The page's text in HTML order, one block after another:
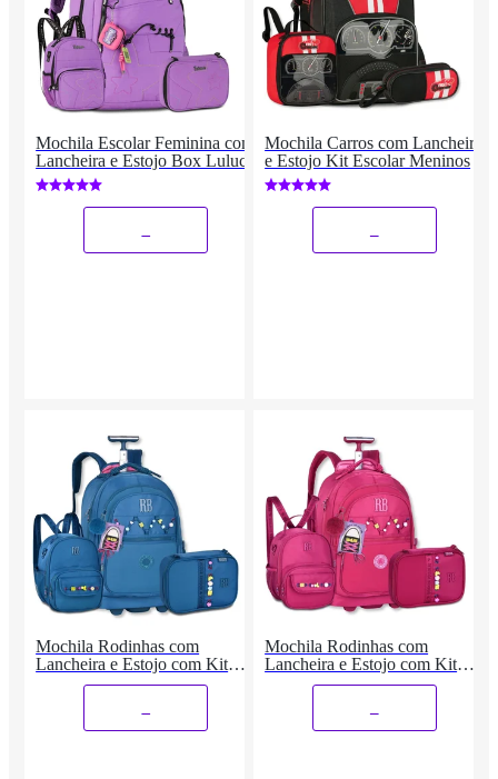
Mochila Escolar Feminina com
Lancheira e Estojo Box Luluca
Mochila Carros com Lancheira
e Estojo Kit Escolar Meninos
Mochila Rodinhas com
Lancheira e Estojo com Kit
Cadarços
Mochila Rodinhas com
Lancheira e Estojo com Kit
Cadarços